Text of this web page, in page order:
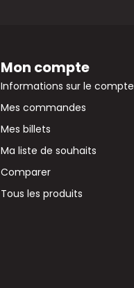
Mon compte
Informations sur le compte
Mes commandes
Mes billets
Ma liste de souhaits
Comparer
Tous les produits